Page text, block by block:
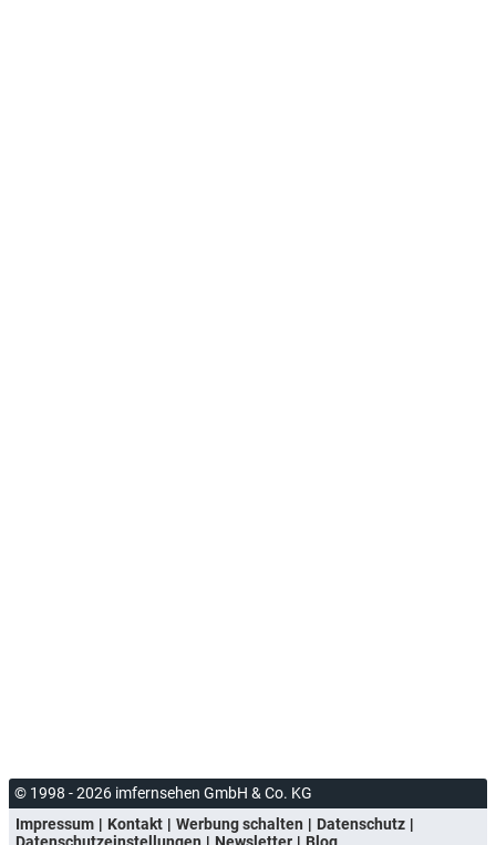
© 1998 - 2026 imfernsehen GmbH & Co. KG
Impressum
Kontakt Werbung schalten
Datenschutz